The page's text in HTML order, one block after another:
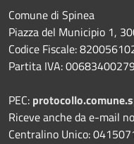
Comune di Spinea
Piazza del Municipio 1,
Codice Fiscale:
Partita IVA: 00683400279
PEC:
Riceve anche da e-mail
Centralino Unico: